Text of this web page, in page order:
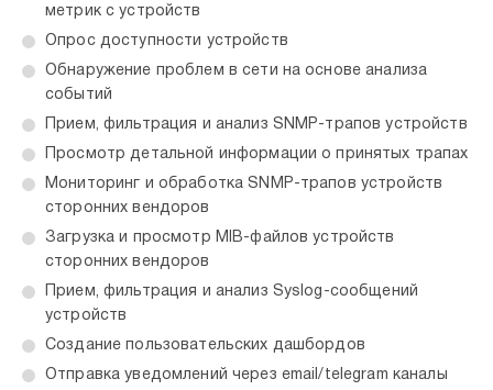
метрик с устройств
Опрос доступности устройств
Обнаружение проблем в сети на основе анализа
событий
Прием, фильтрация и анализ SNMP-трапов устройств
Просмотр детальной информации о принятых трапах
Мониторинг и обработка SNMP-трапов устройств
сторонних вендоров
Загрузка и просмотр MIB-файлов устройств
сторонних вендоров
Прием, фильтрация и анализ Syslog-сообщений
устройств
Создание пользовательских дашбордов
Отправка уведомлений через email/telegram каналы